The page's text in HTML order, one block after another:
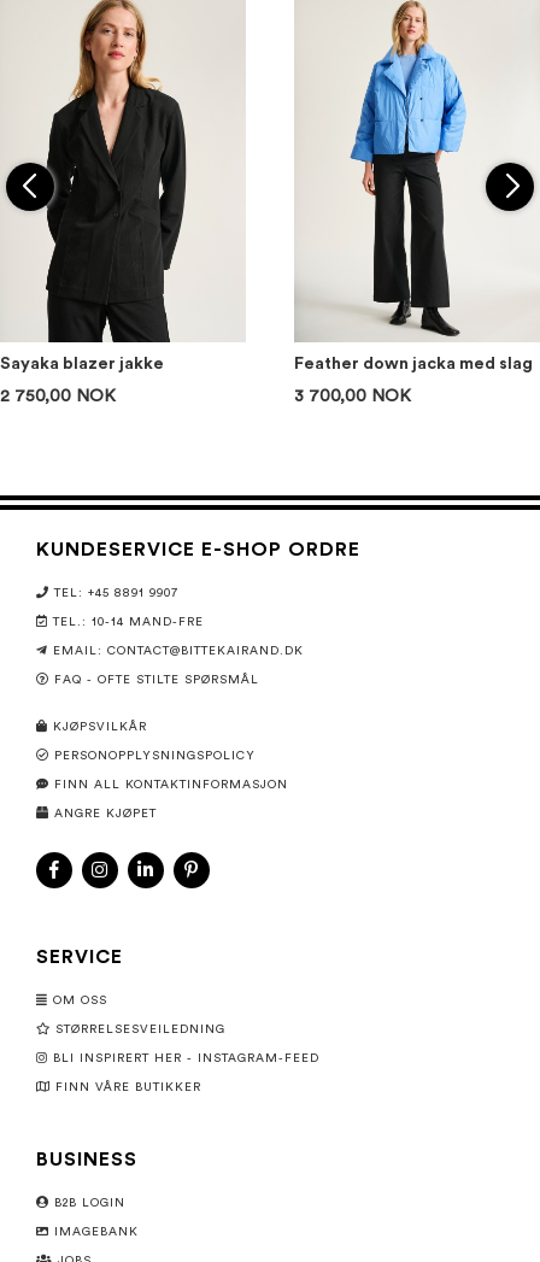
Sayaka blazer jakke
2 750,00 NOK
Feather down jacka med slag
3 700,00 NOK
KUNDESERVICE E-SHOP ORDRE
TEL: +45 8891 9907
TEL.: 10-14 MAND-FRE
EMAIL: CONTACT@BITTEKAIRAND.DK
FAQ - OFTE STILTE SPØRSMÅL
KJØPSVILKÅR
PERSONOPPLYSNINGSPOLICY
FINN ALL KONTAKTINFORMASJON
ANGRE KJØPET
SERVICE
OM OSS
STØRRELSESVEILEDNING
BLI INSPIRERT HER - INSTAGRAM-FEED
FINN VÅRE BUTIKKER
BUSINESS
B2B LOGIN
IMAGEBANK